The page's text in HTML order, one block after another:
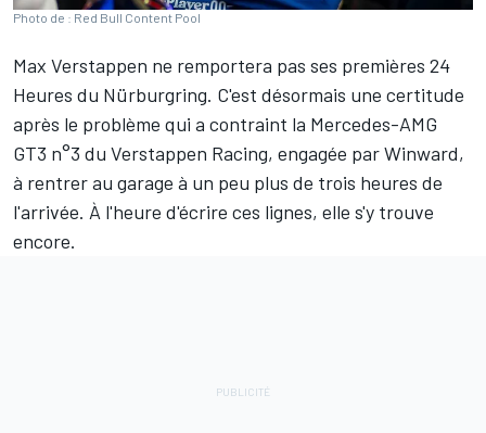
Photo de : Red Bull Content Pool
Max Verstappen ne remportera pas ses premières 24
Heures du Nürburgring. C'est désormais une certitude
après le problème qui a contraint la Mercedes-AMG
GT3 n°3 du Verstappen Racing, engagée par Winward,
à rentrer au garage à un peu plus de trois heures de
l'arrivée. À l'heure d'écrire ces lignes, elle s'y trouve
encore.